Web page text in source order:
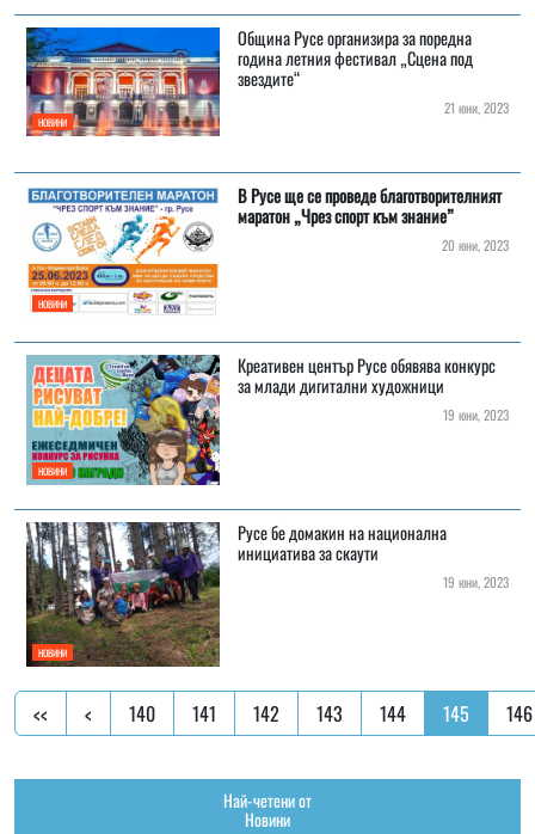
НОВИНИ
Община Русе организира за поредна
година летния фестивал „Сцена под
звездите“
21 юни, 2023
НОВИНИ
В Русе ще се проведе благотворителният
маратон „Чрез спорт към знание”
20 юни, 2023
НОВИНИ
Креативен център Русе обявява конкурс
за млади дигитални художници
19 юни, 2023
НОВИНИ
Русе бе домакин на национална
инициатива за скаути
19 юни, 2023
<< < 140 141 142 143 144 145 146
Най-четени от
Новини